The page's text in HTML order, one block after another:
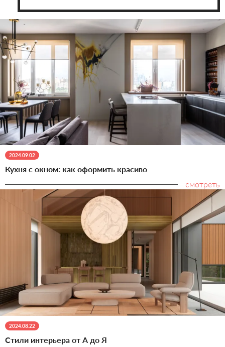
2024.09.02
Кухня с окном: как оформить красиво
смотреть
2024.08.22
Стили интерьера от А до Я